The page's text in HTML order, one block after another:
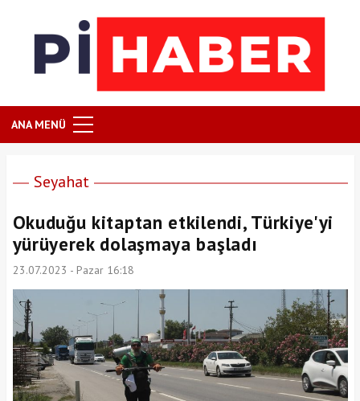
ANA MENÜ
Seyahat
Okuduğu kitaptan etkilendi, Türkiye'yi
yürüyerek dolaşmaya başladı
23.07.2023 - Pazar 16:18